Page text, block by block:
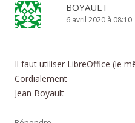
BOYAULT
6 avril 2020 à 08:10
Il faut utiliser LibreOffice (le
Cordialement
Jean Boyault